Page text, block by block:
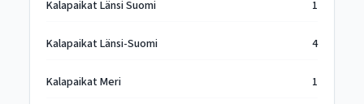
Kalapaikat Länsi Suomi 1
Kalapaikat Länsi-Suomi 4
Kalapaikat Meri 1